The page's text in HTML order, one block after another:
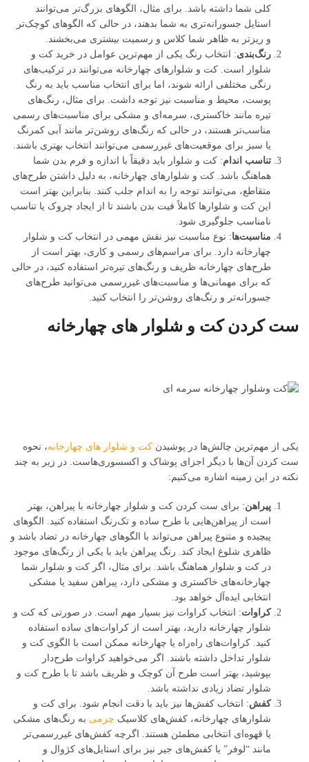
کلی شما داشته باشد. برای مثال، الگوهای بزرگ‌تر می‌توانند
استایل جسورانه‌تری به شما بدهند، در حالی که الگوهای کوچک‌تر
و ریزتر به ظاهر شما کلاس و رسمیت بیشتری می‌بخشند.
رنگ‌بندی: انتخاب رنگ یکی از مهم‌ترین عوامل در خرید کت و
شلوار است. کت و شلوارهای چهارخانه می‌توانند در ترکیب‌های
رنگی مختلفی ارائه شوند، اما برای انتخاب مناسب باید به رنگ
پوست، محیط و مناسبت نیز توجه داشت. برای مثال، رنگ‌های
تیره مانند خاکستری، سرمه‌ای و مشکی برای مناسبت‌های رسمی
مناسب‌تر هستند، در حالی که رنگ‌های روشن‌تر مانند آبی کمرنگ
یا سبز برای موقعیت‌های غیررسمی می‌توانند انتخاب بهتری باشند.
تناسب اندام: کت و شلوار باید دقیقاً با اندازه و فرم بدن شما
هماهنگ باشد. کت و شلوارهای چهارخانه، به دلیل داشتن طرح‌های
متقاطع، می‌توانند توجه را به اندام جلب کنند. بنابراین بهتر است
این کت و شلوارها کاملاً فیت بدن باشند تا از ایجاد چروک یا تناسب
نامناسب جلوگیری شود.
مناسبت‌ها: نوع مناسبت نیز نقش مهمی در انتخاب کت و شلوار
چهارخانه دارد. برای مراسم‌های رسمی و کاری، بهتر است از
طرح‌های چهارخانه ظریف و رنگ‌های تیره‌تر استفاده کنید، در حالی
که برای مهمانی‌ها و مناسبت‌های غیررسمی می‌توانید طرح‌های
جسورانه‌تر و رنگ‌های روشن‌تر را انتخاب کنید.
ست کردن کت و شلوار های چهارخانه
یکی از مهم‌ترین چالش‌ها در پوشیدن کت و شلوار های چهارخانه، نحوه
ست کردن آن‌ها با دیگر اجزای پوشاک و اکسسوری‌هاست. در زیر به چند
نکته در این زمینه اشاره می‌کنیم:
پیراهن: برای ست کردن کت و شلوار چهارخانه با پیراهن، بهتر
است از پیراهن‌هایی با طرح ساده و تک‌رنگ استفاده کنید. الگوهای
پیچیده و متنوع پیراهن می‌تواند با الگوهای چهارخانه در تضاد باشد و
ظاهری شلوغ ایجاد کند. رنگ پیراهن باید با یکی از رنگ‌های موجود
در کت و شلوار هماهنگ باشد. برای مثال، اگر کت و شلوار شما
چهارخانه‌های خاکستری و مشکی دارد، پیراهن سفید یا مشکی
انتخابی ایده‌آل خواهد بود.
کراوات: انتخاب کراوات نیز بسیار مهم است. در صورتی که کت و
شلوار چهارخانه دارید، بهتر است از کراوات‌های ساده استفاده
کنید. کراوات‌های راه‌راه یا چهارخانه ممکن است با الگوی کت و
شلوار تداخل داشته باشند. اگر می‌خواهید کراوات طرح‌دار
بپوشید، بهتر است طرح آن کوچک و ظریف باشد تا با طرح کت و
شلوار تضاد زیادی نداشته باشد.
کفش: انتخاب کفش‌ها نیز باید با دقت انجام شود. برای کت و
شلوارهای چهارخانه، کفش‌های کلاسیک چرمی به رنگ‌های مشکی
یا قهوه‌ای انتخابی مطمئن هستند. اگرچه کفش‌های غیررسمی‌تر
مانند “لوفر” یا کفش‌های جیر نیز برای استایل‌های کژوال و